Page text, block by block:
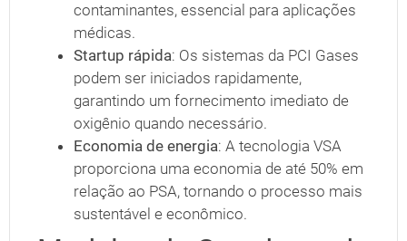
contaminantes, essencial para aplicações
médicas.
Startup rápida: Os sistemas da PCI Gases
podem ser iniciados rapidamente,
garantindo um fornecimento imediato de
oxigênio quando necessário.
Economia de energia: A tecnologia VSA
proporciona uma economia de até 50% em
relação ao PSA, tornando o processo mais
sustentável e econômico.